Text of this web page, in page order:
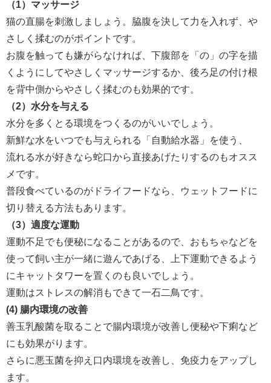
（1）マッサージ
猫の直腸を刺激しましょう。脇腹を決して力を入れず、や
さしく揉むのがポイントです。
お腹を触っても嫌がらなければ、下腹部を「の」の字を描
くようにしてやさしくマッサージするか、後ろ足の付け根
を背中側からやさしく揉むのも効果的です。
（2）水分を与える
水分を多くとる環境をつくるのがいいでしょう。
新鮮な水をいつでも与えられる「自動給水器」を使う、
流れる水が好きなら蛇口から直接あげたりするのもオスス
メです。
普段食べているのがドライフードなら、ウェットフードに
切り替える方法もあります。
（3）適度な運動
運動不足でも便秘になることがあるので、おもちゃなどを
使って飼い主が一緒に遊んであげる、上下運動できるよう
にキャットタワーを置くのも良いでしょう。
運動はストレスの解消もできて一石二鳥です。
(4) 腸内環境の改善
善玉乳酸菌を取ることで腸内環境が改善し便秘や下痢など
にも効果がります。
さらに悪玉菌を抑え口内環境を改善し、免疫力をアップし
ます。